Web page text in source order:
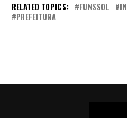
RELATED TOPICS: FUNSSOL
PREFEITURA